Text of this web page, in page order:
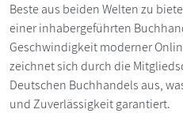
Beste aus beiden Welten zu
einer inhabergeführten
Geschwindigkeit moderner
zeichnet sich durch die
Deutschen Buchhandels aus,
und Zuverlässigkeit garantiert.